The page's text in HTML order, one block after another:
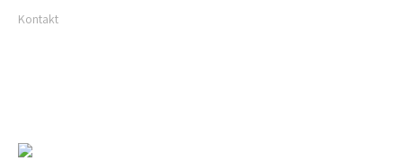
Kontakt